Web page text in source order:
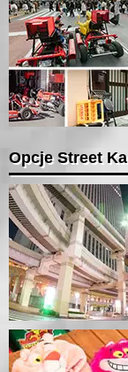
Opcje Street